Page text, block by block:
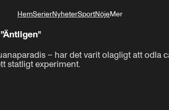
HemSerierNyheterSportNöjeMer
– har det varit olagligt att odla
statligt experiment.